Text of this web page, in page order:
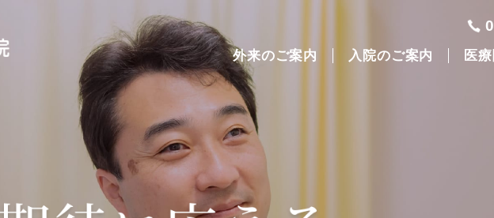
外来のご案内 入院のご案内 医